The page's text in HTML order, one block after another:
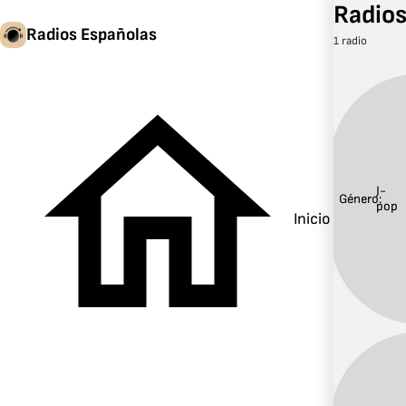
Radios Españolas
Inicio
1 radio
Género:J-
pop